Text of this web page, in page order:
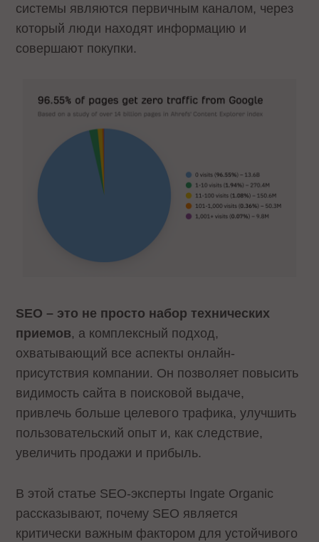
системы являются первичным каналом, через
который люди находят информацию и
совершают покупки.
SEO – это не просто набор технических
приемов, а комплексный подход,
охватывающий все аспекты онлайн-
присутствия компании. Он позволяет повысить
видимость сайта в поисковой выдаче,
привлечь больше целевого трафика, улучшить
пользовательский опыт и, как следствие,
увеличить продажи и прибыль.
В этой статье SEO-эксперты Ingate Organic
рассказывают, почему SEO является
критически важным фактором для устойчивого